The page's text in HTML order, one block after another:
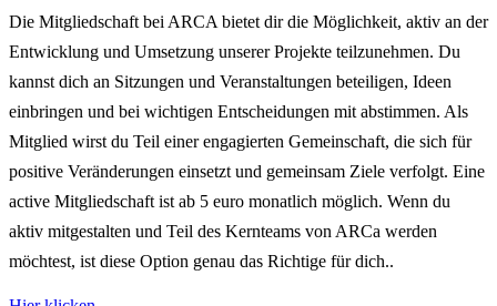
Die Mitgliedschaft bei ARCA bietet dir die Möglichkeit, aktiv an der
Entwicklung und Umsetzung unserer Projekte teilzunehmen. Du
kannst dich an Sitzungen und Veranstaltungen beteiligen, Ideen
einbringen und bei wichtigen Entscheidungen mit abstimmen. Als
Mitglied wirst du Teil einer engagierten Gemeinschaft, die sich für
positive Veränderungen einsetzt und gemeinsam Ziele verfolgt. Eine
active Mitgliedschaft ist ab 5 euro monatlich möglich. Wenn du
aktiv mitgestalten und Teil des Kernteams von ARCa werden
möchtest, ist diese Option genau das Richtige für dich..